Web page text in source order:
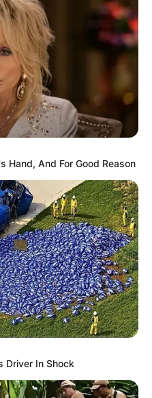
Hand, And For Good Reason
Driver In Shock